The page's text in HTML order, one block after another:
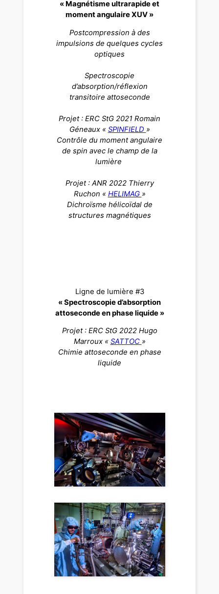
« Magnétisme ultrarapide et
moment angulaire XUV »
Postcompression à des
impulsions de quelques cycles
optiques
Spectroscopie
d’absorption/réflexion
transitoire attoseconde
Projet : ERC StG 2021 Romain
Géneaux « SPINFIELD »
Contrôle du moment angulaire
de spin avec le champ de la
lumière
Projet : ANR 2022 Thierry
Ruchon « HELIMAG »
Dichroïsme hélicoïdal de
structures magnétiques
Ligne de lumière #3
« Spectroscopie d’absorption
attoseconde en phase liquide »
Projet : ERC StG 2022 Hugo
Marroux « SATTOC »
Chimie attoseconde en phase
liquide